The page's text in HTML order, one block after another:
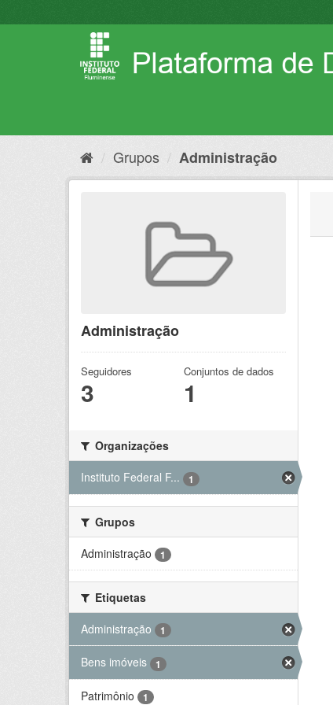
para
Grupos Administração
Administração
Seguidores
3
Conjuntos de dados
1
Organizações
Instituto Federal F...
1
Grupos
Administração
1
Etiquetas
Administração
1
Bens imóveis 1
Patrimônio 1